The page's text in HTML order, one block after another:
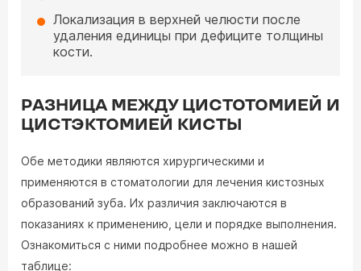
Локализация в верхней челюсти после
удаления единицы при дефиците толщины
кости.
РАЗНИЦА МЕЖДУ ЦИСТОТОМИЕЙ И
ЦИСТЭКТОМИЕЙ КИСТЫ
Обе методики являются хирургическими и
применяются в стоматологии для лечения кистозных
образований зуба. Их различия заключаются в
показаниях к применению, цели и порядке выполнения.
Ознакомиться с ними подробнее можно в нашей
таблице: